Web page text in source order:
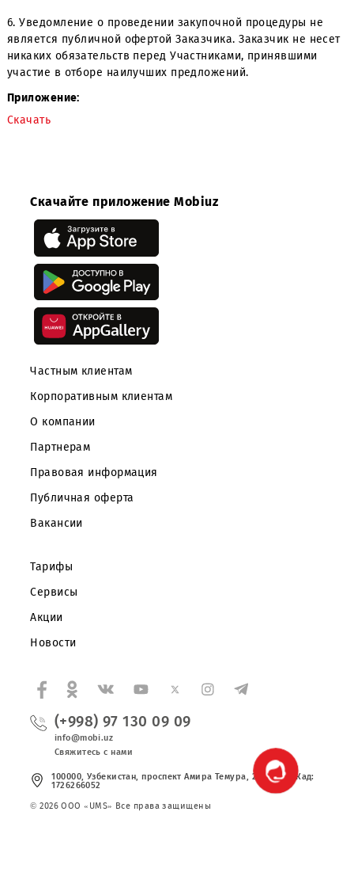
Участники подают электронные предложения по
через свои персональные кабинеты не позднее срока,
указанного в объявлении о проведении электронного
отбора, поссылке:https://etender.uzex.uz/lot/457744
№457744.
6. Уведомление о проведении закупочной процедуры
Приложение:
Скачать
Скачайте приложение Mobiuz
О компании
Партнерам
Правовая информация
Вакансии
Тарифы
Сервисы
Акции
Новости